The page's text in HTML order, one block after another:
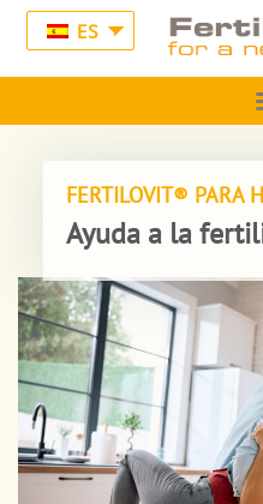
ES
FERTILOVIT® PARA
Ayuda a la